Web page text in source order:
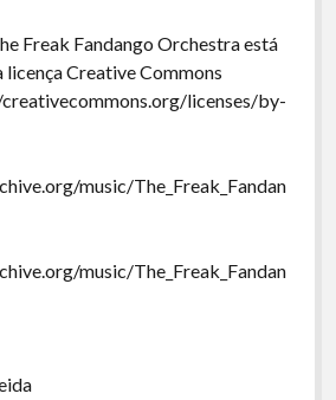
Freak Fandango Orchestra está
licença Creative Commons
licenses/by-
music/The_Freak_Fandan
music/The_Freak_Fandan